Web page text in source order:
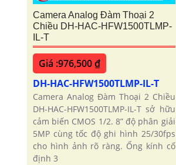
Camera Analog Đàm Thoại 2
Chiều DH-HAC-HFW1500TLMP-
IL-T
Giá :976,500 ₫
DH-HAC-HFW1500TLMP-IL-T
Camera Analog Đàm Thoại 2 Chiều
DH-HAC-HFW1500TLMP-IL-T sở hữu
cảm biến CMOS 1/2. 8” độ phân giải
5MP cùng tốc độ ghi hình 25/30fps
cho hình ảnh rõ ràng. Ống kính cố
định 3